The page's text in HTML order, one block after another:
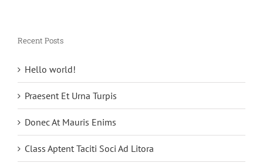
Recent Posts
Hello world!
Praesent Et Urna Turpis
Donec At Mauris Enims
Class Aptent Taciti Soci Ad Litora